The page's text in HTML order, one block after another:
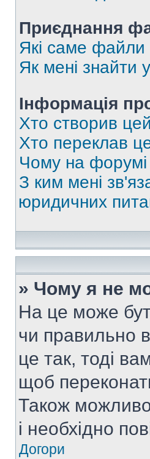
Приєднання
Які саме
Як мені знайти
Інформація
Хто створив
Хто переклав
Чому на форумі
З ким мені
юридичних
» Чому я не
На це може
чи правильно
це так, тоді
щоб
Також
і необхідно
Догори